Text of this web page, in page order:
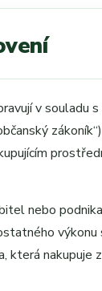
v souladu
nebo
která